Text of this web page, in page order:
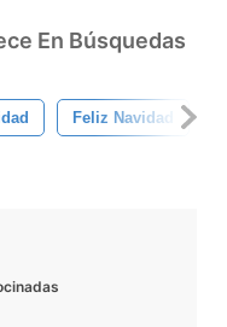
En Búsquedas
Feliz Navidad